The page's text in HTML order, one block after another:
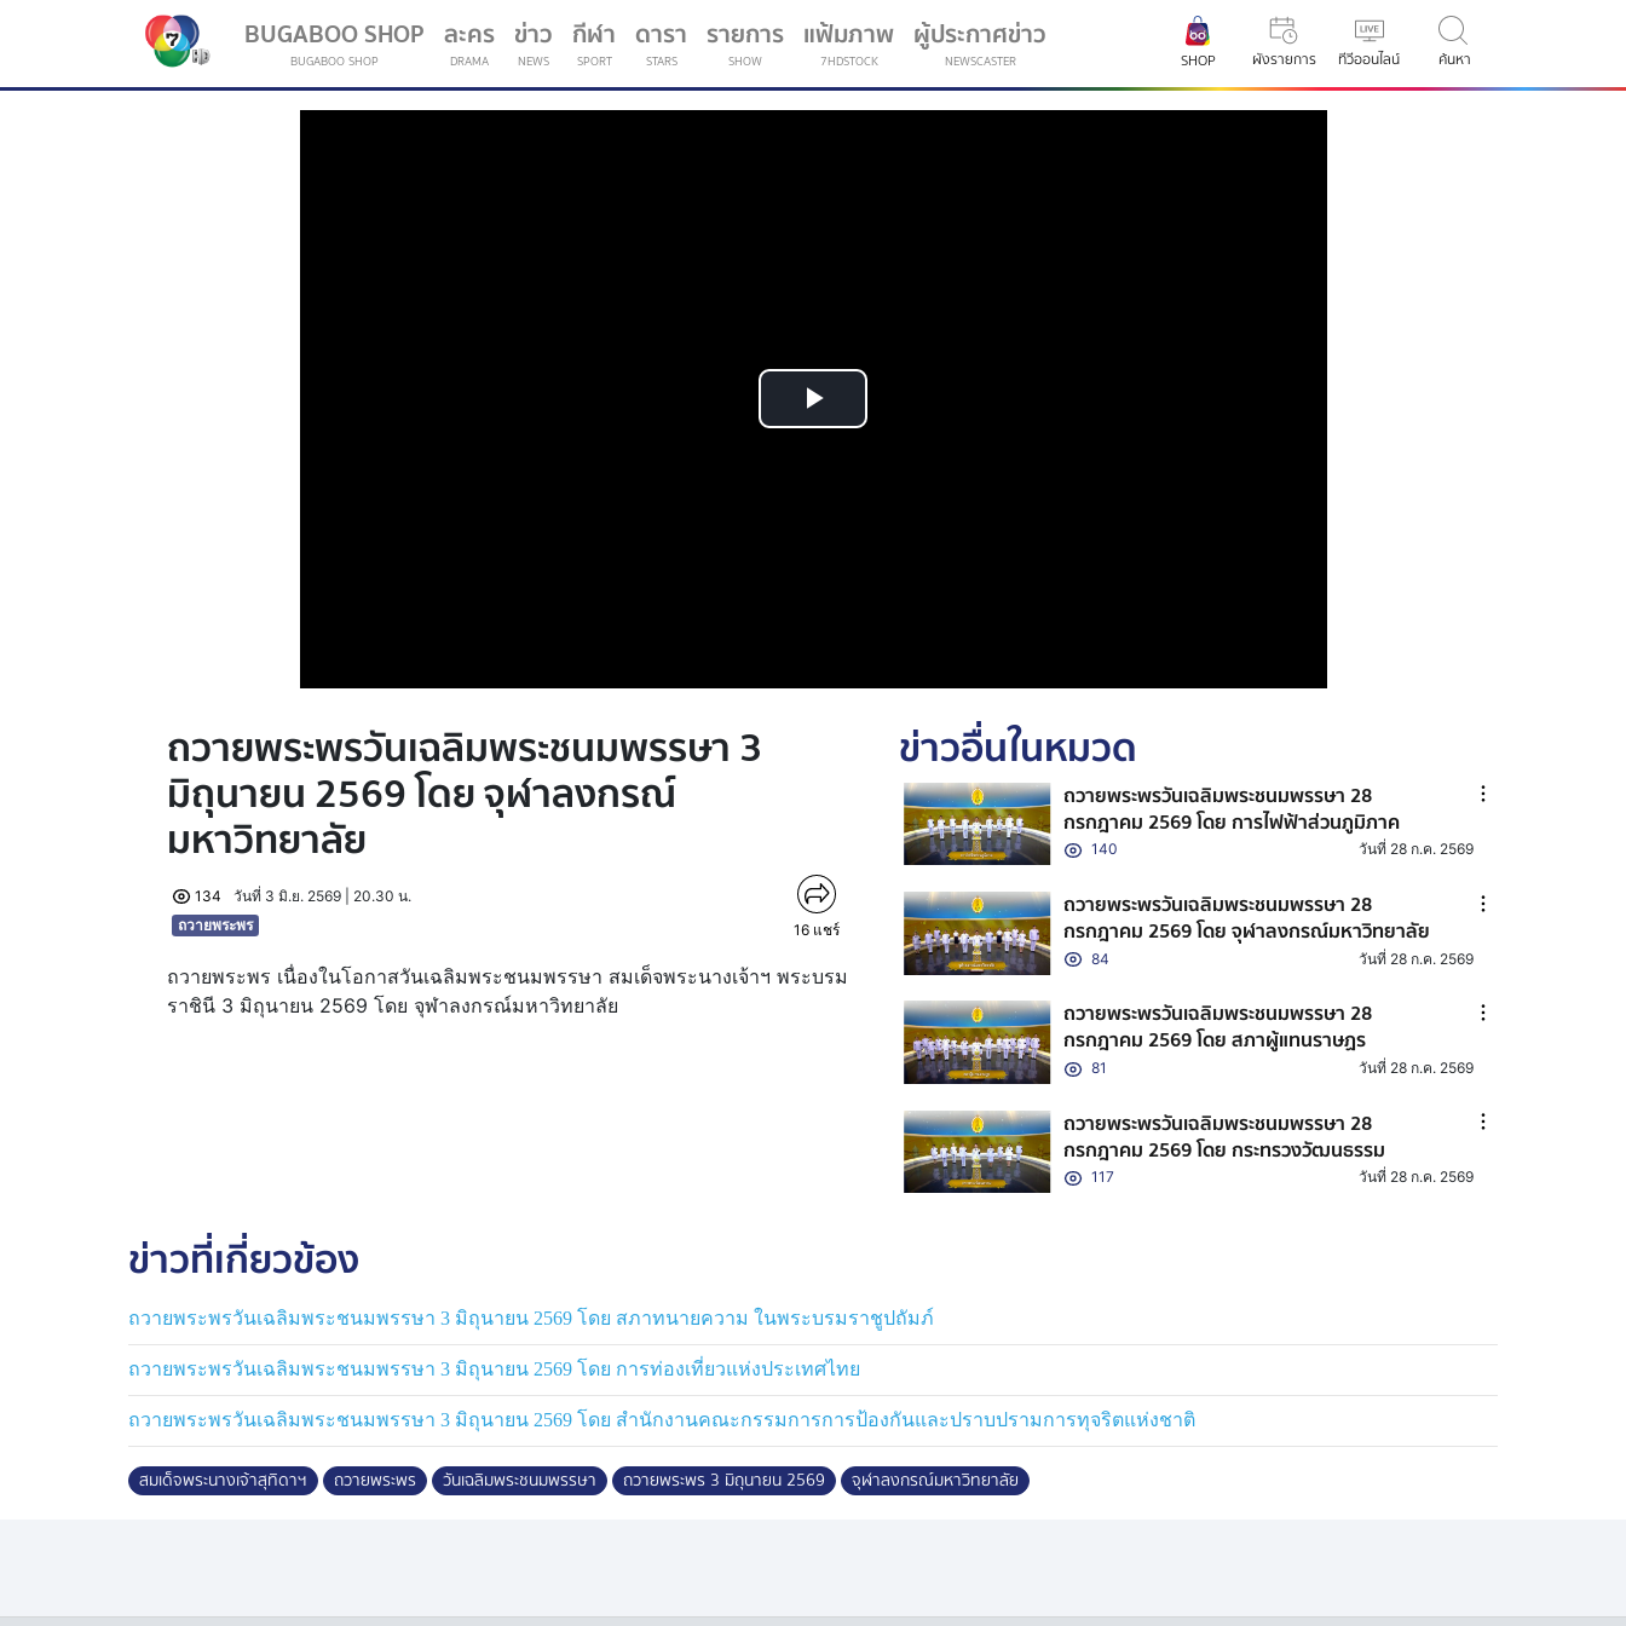
BUGABOO SHOP
BUGABOO SHOP
ละคร
DRAMA
ข่าว
NEWS
กีฬา
SPORT
(current)
ดารา
STARS
รายการ
SHOW
แฟ้มภาพ
7HDSTOCK
ผู้ประกาศข่าว
NEWSCASTER SHOP ผังรายการ ทีวีออนไลน์ ค้นหา
Play
ถวายพระพรวันเฉลิมพระชนมพรรษา 3
มิถุนายน 2569 โดย จุฬาลงกรณ์
มหาวิทยาลัย
134
วันที่ 3 มิ.ย. 2569 | 20.30 น.
ถวายพระพร
16 แชร์
ถวายพระพร เนื่องในโอกาสวันเฉลิมพระชนมพรรษา สมเด็จพระนางเจ้าฯ พระบรม
ราชินี 3 มิถุนายน 2569 โดย จุฬาลงกรณ์มหาวิทยาลัย
ข่าวอื่นในหมวด
ถวายพระพรวันเฉลิมพระชนมพรรษา 28
กรกฎาคม 2569 โดย การไฟฟ้าส่วนภูมิภาค
140 วันที่ 28 ก.ค. 2569
ถวายพระพรวันเฉลิมพระชนมพรรษา 28
กรกฎาคม 2569 โดย จุฬาลงกรณ์มหาวิทยาลัย
84 วันที่ 28 ก.ค. 2569
ถวายพระพรวันเฉลิมพระชนมพรรษา 28
กรกฎาคม 2569 โดย สภาผู้แทนราษฏร
81 วันที่ 28 ก.ค. 2569
ถวายพระพรวันเฉลิมพระชนมพรรษา 28
กรกฎาคม 2569 โดย กระทรวงวัฒนธรรม
117 วันที่ 28 ก.ค. 2569
ข่าวที่เกี่ยวข้อง
ถวายพระพรวันเฉลิมพระชนมพรรษา 3 มิถุนายน 2569 โดย สภาทนายความ ในพระบรมราชูปถัมภ์
ถวายพระพรวันเฉลิมพระชนมพรรษา 3 มิถุนายน 2569 โดย การท่องเที่ยวแห่งประเทศไทย
ถวายพระพรวันเฉลิมพระชนมพรรษา 3 มิถุนายน 2569 โดย สำนักงานคณะกรรมการการป้องกันและปราบปรามการทุจริตแห่งชาติ
สมเด็จพระนางเจ้าสุทิดาฯ ถวายพระพร วันเฉลิมพระชนมพรรษา ถวายพระพร 3 มิถุนายน 2569 จุฬาลงกรณ์มหาวิทยาลัย